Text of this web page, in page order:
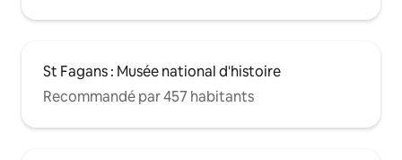
St Fagans : Musée national d'histoire
Recommandé par 457 habitants